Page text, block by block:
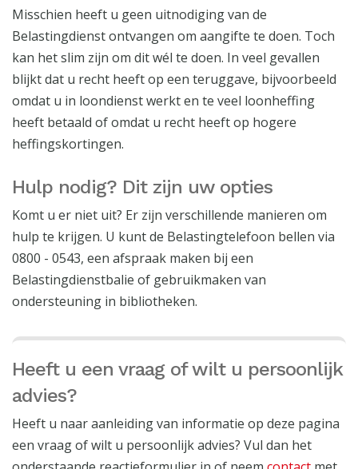
Misschien heeft u geen uitnodiging van de
Belastingdienst ontvangen om aangifte te doen. Toch
kan het slim zijn om dit wél te doen. In veel gevallen
blijkt dat u recht heeft op een teruggave, bijvoorbeeld
omdat u in loondienst werkt en te veel loonheffing
heeft betaald of omdat u recht heeft op hogere
heffingskortingen.
Hulp nodig? Dit zijn uw opties
Komt u er niet uit? Er zijn verschillende manieren om
hulp te krijgen. U kunt de Belastingtelefoon bellen via
0800 - 0543, een afspraak maken bij een
Belastingdienstbalie of gebruikmaken van
ondersteuning in bibliotheken.
Heeft u een vraag of wilt u persoonlijk
advies?
Heeft u naar aanleiding van informatie op deze pagina
een vraag of wilt u persoonlijk advies? Vul dan het